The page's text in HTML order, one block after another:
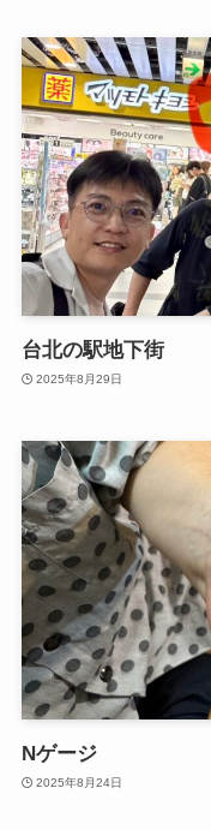
台北の駅地下街
2025年8月29日
Nゲージ
2025年8月24日